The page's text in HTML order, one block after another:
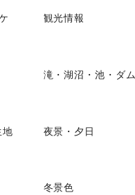
観光情報
滝・湖沼・池・ダム
夜景・夕日
冬景色